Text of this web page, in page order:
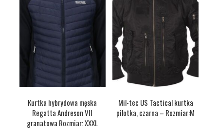
Kurtka hybrydowa męska
Regatta Andreson VII
granatowa Rozmiar: XXXL
Mil-tec US Tactical kurtka
pilotka, czarna – Rozmiar:M